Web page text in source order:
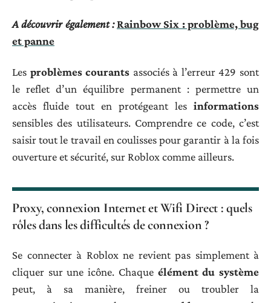
A découvrir également : Rainbow Six : problème, bug
et panne
Les problèmes courants associés à l’erreur 429 sont
le reflet d’un équilibre permanent : permettre un
accès fluide tout en protégeant les informations
sensibles des utilisateurs. Comprendre ce code, c’est
saisir tout le travail en coulisses pour garantir à la fois
ouverture et sécurité, sur Roblox comme ailleurs.
Proxy, connexion Internet et Wifi Direct : quels
rôles dans les difficultés de connexion ?
Se connecter à Roblox ne revient pas simplement à
cliquer sur une icône. Chaque élément du système
peut, à sa manière, freiner ou troubler la